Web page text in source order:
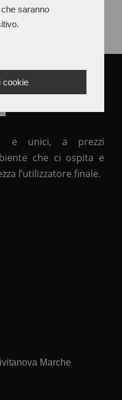
saranno
cookie
e unici, a prezzi
che ci ospita e
l’utilizzatore finale.
Marche